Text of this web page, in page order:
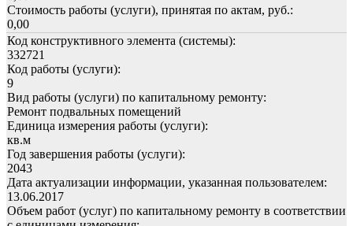
Стоимость работы (услуги), принятая по актам, руб.:
0,00
Код конструктивного элемента (системы):
332721
Код работы (услуги):
9
Вид работы (услуги) по капитальному ремонту:
Ремонт подвальных помещений
Единица измерения работы (услуги):
кв.м
Год завершения работы (услуги):
2043
Дата актуализации информации, указанная пользователем:
13.06.2017
Объем работ (услуг) по капитальному ремонту в соответствии